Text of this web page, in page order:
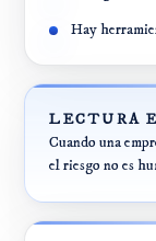
Hay
LECTURA
Cuando una
el riesgo no es